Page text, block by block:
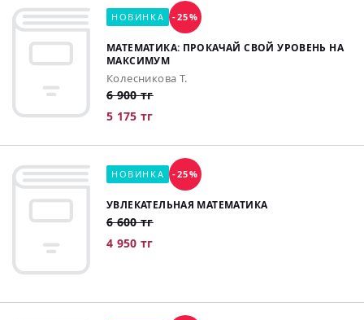
НОВИНКА -25%
МАТЕМАТИКА: ПРОКАЧАЙ СВОЙ УРОВЕНЬ НА
МАКСИМУМ
Колесникова Т.
6 900 тг
5 175 тг
НОВИНКА -25%
УВЛЕКАТЕЛЬНАЯ МАТЕМАТИКА
6 600 тг
4 950 тг